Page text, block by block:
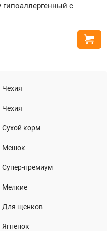
Чехия
Чехия
Сухой корм
Мешок
Супер-премиум
Мелкие
Для щенков
Ягненок
гипоаллергенный с